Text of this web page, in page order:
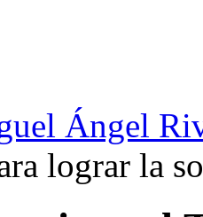
Ángel
lograr la